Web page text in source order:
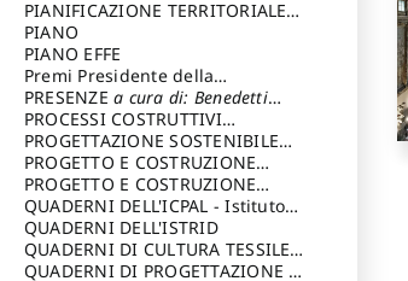
cura di: Corti Enrico A.
PIANIFICAZIONE TERRITORIALE
URBANISTICA ED AMBIENTALE
cura di: Costa Enrico
PIANO
PIANO EFFE
Premi Presidente della
Repubblica
PRESENZEa cura di: Benedetti
Sandro
PROCESSI COSTRUTTIVI
DELL'ARCHITETTURAa cura di:
Ippoliti Alessandro
PROGETTAZIONE SOSTENIBILE
PARTECIPATA
PROGETTO E COSTRUZIONE
DELL’ARCHITETTURA
PROGETTO E COSTRUZIONE
SOSTENIBILE
QUADERNI DELL'ICPAL - Istituto
centrale per il restauro e la
conservazione del patrimonio
archivistico e librario
QUADERNI DELL'ISTRID
QUADERNI DI CULTURA TESSILEa
cura di: Crispolti Livia
QUADERNI DI PROGETTAZIONE a